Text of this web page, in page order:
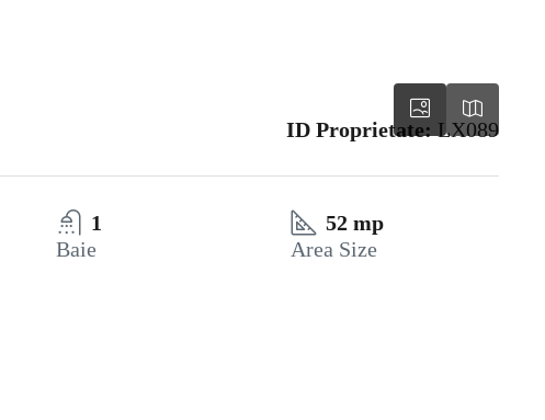
ID Proprietate: LX089
1
Baie
52 mp
Area Size